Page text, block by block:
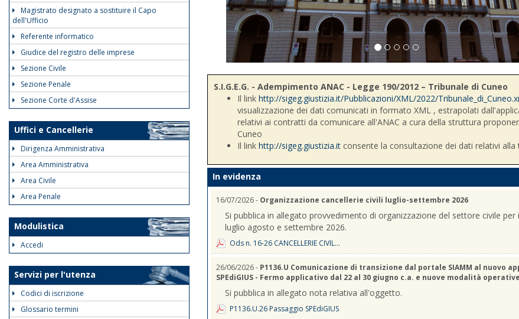
Magistrato designato a sostituire il Capo
dell'Ufficio
Referente informatico
Giudice del registro delle imprese
Sezione Civile
Sezione Penale
Sezione Corte d'Assise
Uffici e Cancellerie
Dirigenza Amministrativa
Area Amministrativa
Area Civile
Area Penale
Modulistica
Accedi
Servizi per l'utenza
Codici di iscrizione
Glossario termini
S.I.G.E.G. - Adempimento ANAC - Legge 190/2012 – Tribunale di Cuneo
Il link http://sigeg.giustizia.it/Pubblicazioni/XML/2022/
visualizzazione dei dati comunicati in formato XML , estrapolati
relativi ai contratti da comunicare all'ANAC a cura della struttura
Cuneo
Il link http://sigeg.giustizia.it consente la consultazione dei dati relativi alla
In evidenza
16/07/2026 - Organizzazione cancellerie civili luglio-settembre 2026
Si pubblica in allegato provvedimento di organizzazione del settore civile per
luglio agosto e settembre 2026.
Ods n. 16-26 CANCELLERIE CIVIL...
26/06/2026 - P1136.U Comunicazione di transizione dal portale SIAMM al nuovo
SPEdiGIUS - Fermo applicativo dal 22 al 30 giugno c.a. e nuove modalità
Si pubblica in allegato nota relativa all'oggetto.
P1136.U.26 Passaggio SPEdiGIUS